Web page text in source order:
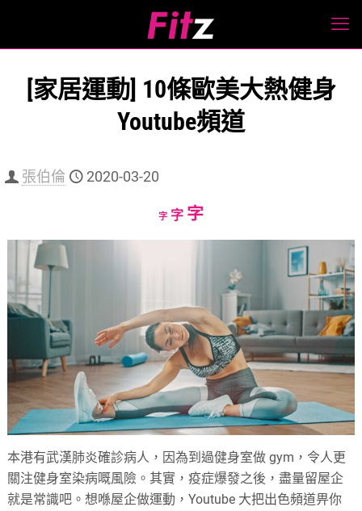
[家居運動] 10條歐美大熱健身
Youtube頻道
張伯倫 2020-03-20
字Decrease
字Reset
字Increase
本港有武漢肺炎確診病人，因為到過健身室做 gym，令人更
關注健身室染病嘅風險。其實，疫症爆發之後，盡量留屋企
就是常識吧。想喺屋企做運動，Youtube 大把出色頻道畀你